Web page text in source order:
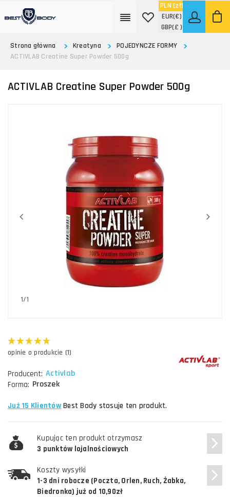
PLN (zł)
EUR(€)
GBP(£ )
Strona główna
Kreatyna
POJEDYNCZE FORMY
ACTIVLAB Creatine Super Powder 500g
ACTIVLAB Creatine Super Powder 500g
1/1
opinie o produkcie (1)
Producent: Activlab
Forma: Proszek
Już 15 KlientówBest Body stosuje ten produkt.
Kupując ten produkt otrzymasz
3 punktów lojalnościowych
Koszty wysyłki
1-3 dni robocze (Poczta, Orlen, Ruch, Żabka,
Biedronka) już od 10,90zł